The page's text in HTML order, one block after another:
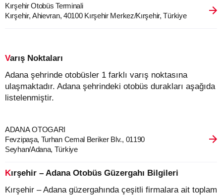
Kırşehir Otobüs Terminali
Kırşehir, Ahievran, 40100 Kırşehir Merkez/Kırşehir, Türkiye
Varış Noktaları
Adana şehrinde otobüsler 1 farklı varış noktasına
ulaşmaktadır. Adana şehrindeki otobüs durakları aşağıda
listelenmiştir.
ADANA OTOGARI
Fevzipaşa, Turhan Cemal Beriker Blv., 01190
Seyhan/Adana, Türkiye
Kırşehir – Adana Otobüs Güzergahı Bilgileri
Kırşehir – Adana güzergahında çeşitli firmalara ait toplam